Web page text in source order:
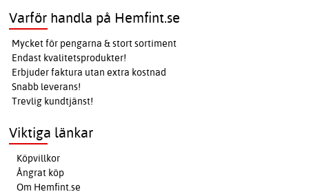
Varför handla på Hemfint.se
Mycket för pengarna & stort sortiment
Endast kvalitetsprodukter!
Erbjuder faktura utan extra kostnad
Snabb leverans!
Trevlig kundtjänst!
Viktiga länkar
Köpvillkor
Ångrat köp
Om Hemfint.se